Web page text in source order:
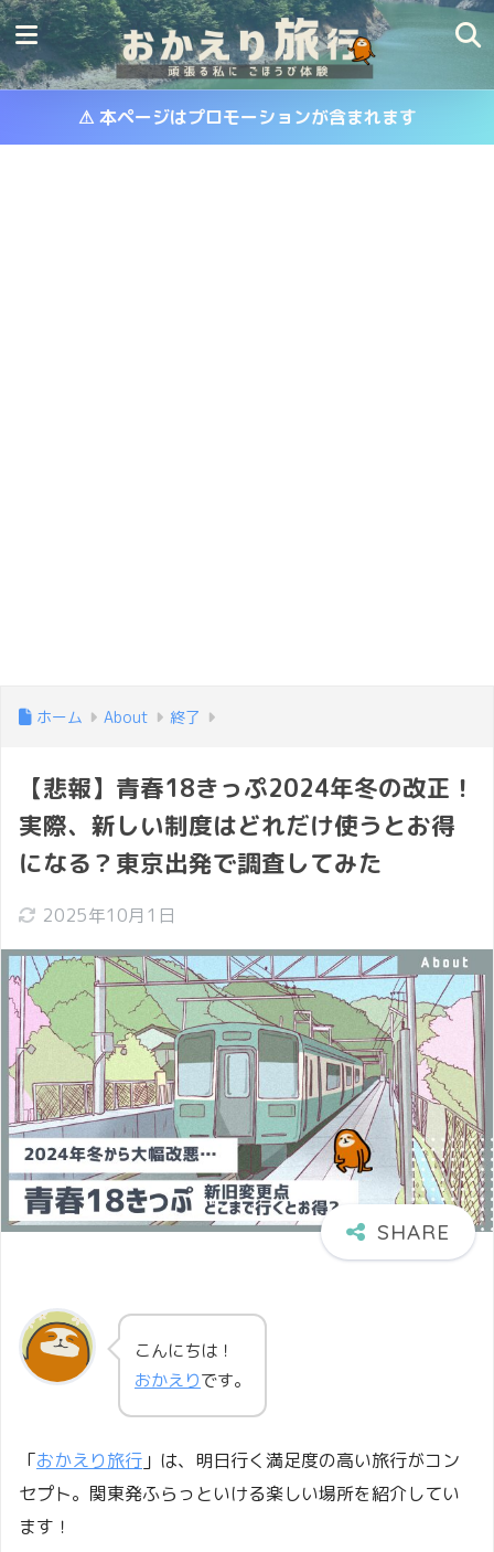
⚠ 本ページはプロモーションが含まれます
ホーム About 終了
【悲報】青春18きっぷ2024年冬の改正！
実際、新しい制度はどれだけ使うとお得
になる？東京出発で調査してみた
2025年10月1日
こんにちは！
おかえりです。
「おかえり旅行 」は、明日行く満足度の高い旅行がコン
セプト。関東発ふらっといける楽しい場所を紹介してい
ます！